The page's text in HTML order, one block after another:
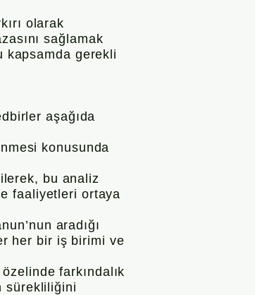
olarak
sağlamak
kapsamda gerekli
aşağıda
konusunda
bu analiz
faaliyetleri ortaya
aradığı
her bir iş birimi ve
farkındalık
sürekliliğini